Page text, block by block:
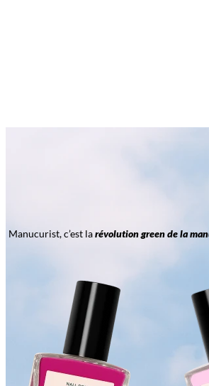
Manucurist, c’est larévolution green de la